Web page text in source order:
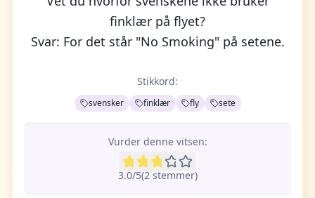
finklær på flyet?
Svar: For det står "No Smoking" på setene.
Stikkord:
svensker finklær fly sete
Vurder denne vitsen:
3.0/5(2stemmer)